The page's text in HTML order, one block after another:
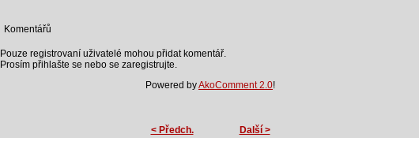
Komentářů
Pouze registrovaní uživatelé mohou přidat komentář.
Prosím přihlašte se nebo se zaregistrujte.
Powered byAkoComment 2.0!
< Předch. Další >